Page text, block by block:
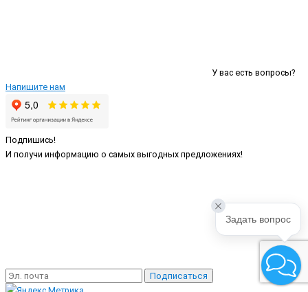
У вас есть вопросы?
Напишите нам
Подпишись!
И получи информацию о самых выгодных предложениях!
Подписаться
Задать вопрос